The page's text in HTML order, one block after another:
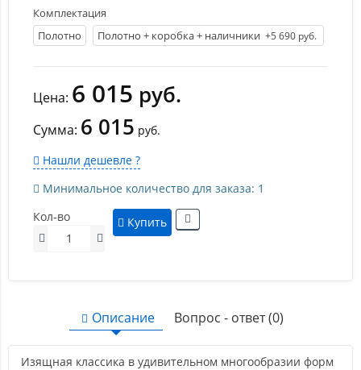
Комплектация
Полотно
Полотно + коробка + наличники +5 690 руб.
Цена: 6 015 руб.
Сумма: 6 015 руб.
Нашли дешевле ?
Минимальное количество для заказа: 1
Кол-во
Купить
Описание Вопрос - ответ (0)
Изящная классика в удивительном многообразии форм